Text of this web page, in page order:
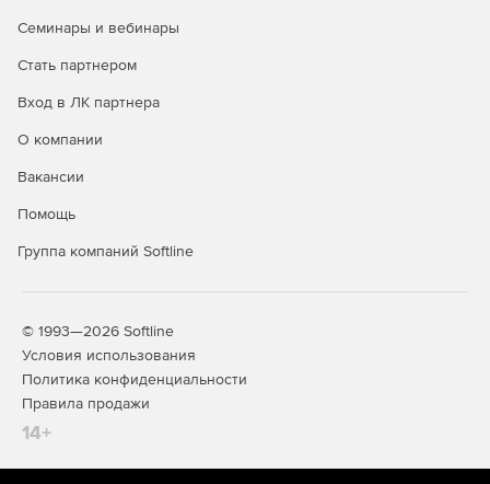
Семинары и вебинары
Стать партнером
Вход в ЛК партнера
О компании
Вакансии
Помощь
Группа компаний Softline
© 1993—2026 Softline
Условия использования
Политика конфиденциальности
Правила продажи
14+